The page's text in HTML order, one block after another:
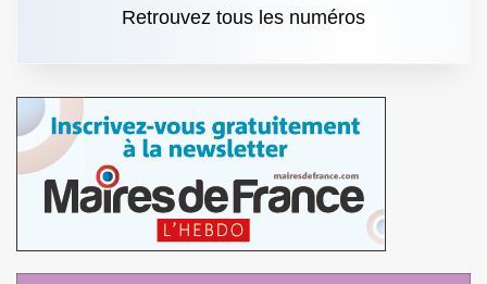
Retrouvez tous les numéros